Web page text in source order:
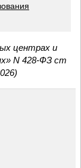
центрах и
N 428-ФЗ ст